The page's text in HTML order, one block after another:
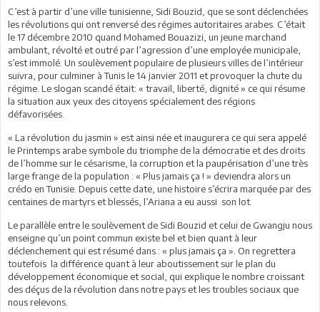
C’est à partir d’une ville tunisienne, Sidi Bouzid, que se sont déclenchées
les révolutions qui ont renversé des régimes autoritaires arabes. C’était
le 17 décembre 2010 quand Mohamed Bouazizi, un jeune marchand
ambulant, révolté et outré par l’agression d’une employée municipale,
s’est immolé. Un soulèvement populaire de plusieurs villes de l’intérieur
suivra, pour culminer à Tunis le 14 janvier 2011 et provoquer la chute du
régime. Le slogan scandé était: « travail, liberté, dignité » ce qui résume
la situation aux yeux des citoyens spécialement des régions
défavorisées.
« La révolution du jasmin » est ainsi née et inaugurera ce qui sera appelé
le Printemps arabe symbole du triomphe de la démocratie et des droits
de l’homme sur le césarisme, la corruption et la paupérisation d’une très
large frange de la population : « Plus jamais ça ! » deviendra alors un
crédo en Tunisie. Depuis cette date, une histoire s’écrira marquée par des
centaines de martyrs et blessés, l’Ariana a eu aussi son lot.
Le parallèle entre le soulèvement de Sidi Bouzid et celui de Gwangju nous
enseigne qu’un point commun existe bel et bien quant à leur
déclenchement qui est résumé dans : « plus jamais ça ». On regrettera
toutefois la différence quant à leur aboutissement sur le plan du
développement économique et social, qui explique le nombre croissant
des déçus de la révolution dans notre pays et les troubles sociaux que
nous relevons.